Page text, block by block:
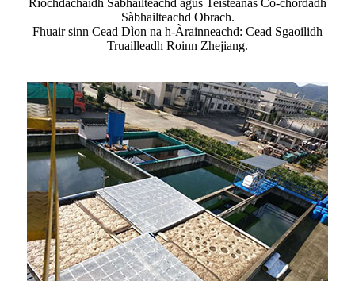
Sàbhailteachd Obrach.
Fhuair sinn Cead Dìon na h-Àrainneachd: Cead Sgaoilidh
Truailleadh Roinn Zhejiang.